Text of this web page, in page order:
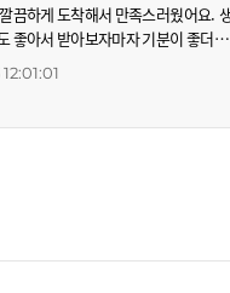
하게 도착해서 만족스러웠어요. 생
좋아서 받아보자마자 기분이 좋더라
지 불편한 점 없이 깔끔해서 다음에